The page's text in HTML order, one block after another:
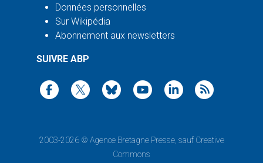
Données personnelles
Sur Wikipédia
Abonnement aux newsletters
SUIVRE ABP
2003-2026 © Agence Bretagne Presse, sauf Creative
Commons